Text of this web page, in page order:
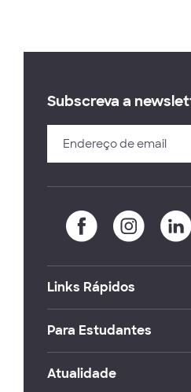
Subscreva a
Links Rápidos
Para Estudantes
Atualidade